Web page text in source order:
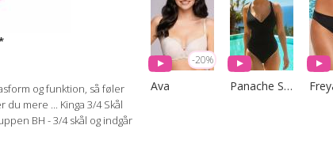
og funktion, så føler
mere ... Kinga 3/4 Skål
BH - 3/4 skål og indgår
-20%
Ava Panache Swim